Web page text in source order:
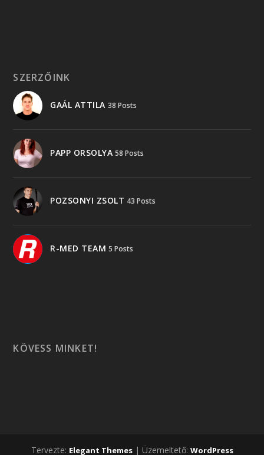
SZERZŐINK
GAÁL ATTILA 38 Posts
PAPP ORSOLYA 58 Posts
POZSONYI ZSOLT 43 Posts
R-MED TEAM 5 Posts
KÖVESS MINKET!
Tervezte: Elegant Themes| Üzemeltető: WordPress